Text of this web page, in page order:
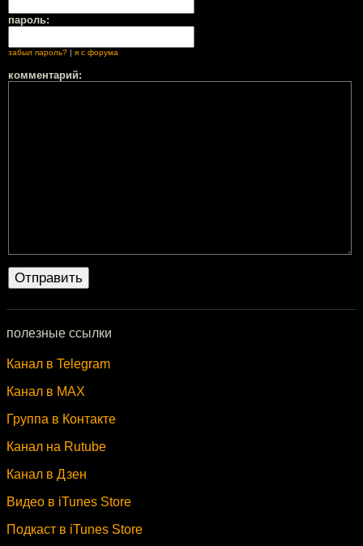
пароль:
забыл пароль? | я с форума
комментарий:
полезные ссылки
Канал в Telegram
Канал в MAX
Группа в Контакте
Канал на Rutube
Канал в Дзен
Видео в iTunes Store
Подкаст в iTunes Store